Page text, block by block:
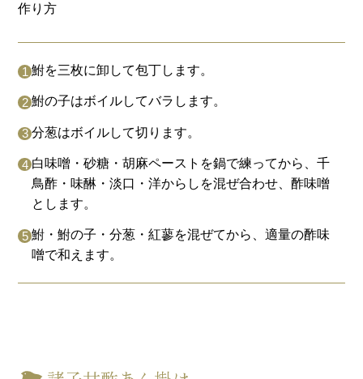
作り方
鮒を三枚に卸して包丁します。
鮒の子はボイルしてバラします。
分葱はボイルして切ります。
白味噌・砂糖・胡麻ペーストを鍋で練ってから、千
鳥酢・味醂・淡口・洋からしを混ぜ合わせ、酢味噌
とします。
鮒・鮒の子・分葱・紅蓼を混ぜてから、適量の酢味
噌で和えます。